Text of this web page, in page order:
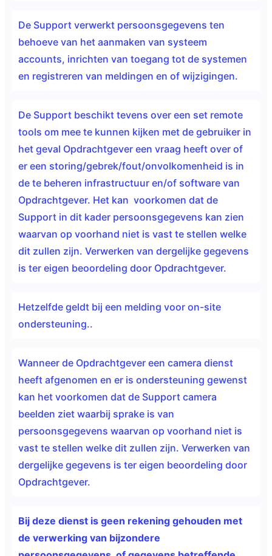
De Support verwerkt persoonsgegevens ten
behoeve van het aanmaken van systeem
accounts, inrichten van toegang tot de systemen
en registreren van meldingen en of wijzigingen.
De Support beschikt tevens over een set remote
tools om mee te kunnen kijken met de gebruiker in
het geval Opdrachtgever een vraag heeft over of
er een storing/gebrek/fout/onvolkomenheid is in
de te beheren infrastructuur en/of software van
Opdrachtgever. Het kan voorkomen dat de
Support in dit kader persoonsgegevens kan zien
waarvan op voorhand niet is vast te stellen welke
dit zullen zijn. Verwerken van dergelijke gegevens
is ter eigen beoordeling door Opdrachtgever.
Hetzelfde geldt bij een melding voor on-site
ondersteuning..
Wanneer de Opdrachtgever een camera dienst
heeft afgenomen en er is ondersteuning gewenst
kan het voorkomen dat de Support camera
beelden ziet waarbij sprake is van
persoonsgegevens waarvan op voorhand niet is
vast te stellen welke dit zullen zijn. Verwerken van
dergelijke gegevens is ter eigen beoordeling door
Opdrachtgever.
Bij deze dienst is geen rekening gehouden met
de verwerking van bijzondere